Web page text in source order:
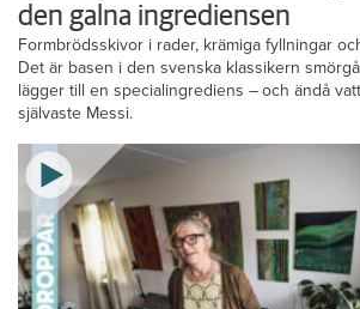
den galna ingrediensen
Formbrödsskivor i rader, krämiga fyllningar
Det är basen i den svenska klassikern
lägger till en specialingrediens – och ändå
självaste Messi.